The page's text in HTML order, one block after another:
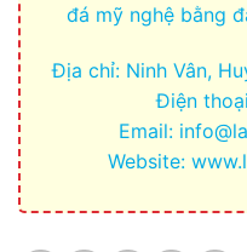
đá mỹ nghệ bằng
Địa chỉ: Ninh Vân,
Điện
Email:
Website: